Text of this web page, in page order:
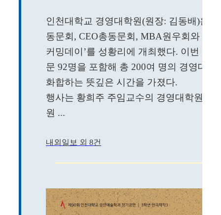
인천대학교 경영대학원(원장: 김동배)은
동문회, CEO총동문회, MBA원우회와 공
커밍데이’를 성황리에 개최했다. 이번 홈
문 92명을 포함해 총 200여 명의 경영대
화합하는 뜻깊은 시간을 가졌다.
행사는 황희주 주임교수의 경영대학원 소
원 ...
내외일보 외 8건